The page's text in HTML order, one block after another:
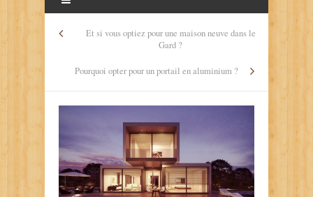
Et si vous optiez pour une maison neuve dans le
Gard ?
Pourquoi opter pour un portail en aluminium ?